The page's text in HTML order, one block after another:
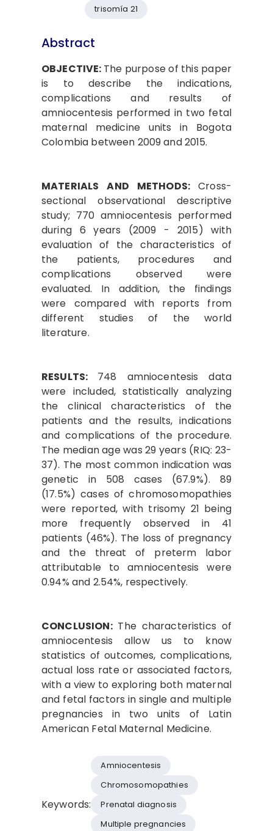
trisomía 21
Abstract
OBJECTIVE: The purpose of this paper
is to describe the indications,
complications and results of
amniocentesis performed in two fetal
maternal medicine units in Bogota
Colombia between 2009 and 2015.
MATERIALS AND METHODS:Cross-
sectional observational descriptive
study; 770 amniocentesis performed
during 6 years (2009 - 2015) with
evaluation of the characteristics of
the patients, procedures and
complications observed were
evaluated. In addition, the findings
were compared with reports from
different studies of the world
literature.
RESULTS: 748 amniocentesis data
were included, statistically analyzing
the clinical characteristics of the
patients and the results, indications
and complications of the procedure.
The median age was 29 years (RIQ: 23-
37). The most common indication was
genetic in 508 cases (67.9%). 89
(17.5%) cases of chromosomopathies
were reported, with trisomy 21 being
more frequently observed in 41
patients (46%). The loss of pregnancy
and the threat of preterm labor
attributable to amniocentesis were
0.94% and 2.54%, respectively.
CONCLUSION:The characteristics of
amniocentesis allow us to know
statistics of outcomes, complications,
actual loss rate or associated factors,
with a view to exploring both maternal
and fetal factors in single and multiple
pregnancies in two units of Latin
American Fetal Maternal Medicine.
Keywords:
Amniocentesis
Chromosomopathies
Prenatal diagnosis
Multiple pregnancies